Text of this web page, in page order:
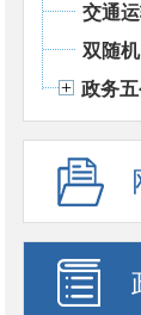
交通
双随
政务